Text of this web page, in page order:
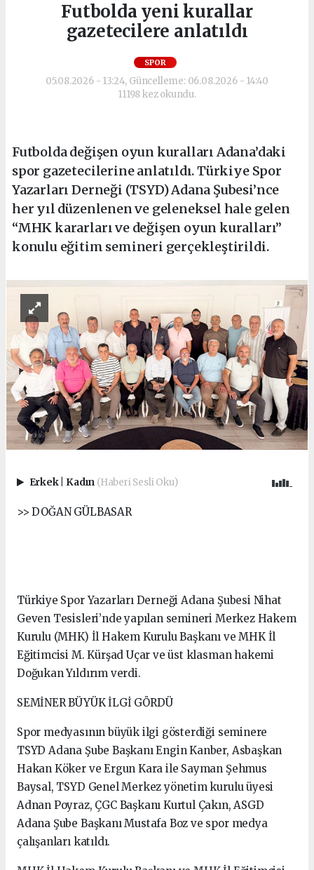
Futbolda yeni kurallar
gazetecilere anlatıldı
SPOR
05.08.2026 - 13:24, Güncelleme: 06.08.2026 - 14:40
11198 kez okundu.
Futbolda değişen oyun kuralları Adana’daki
spor gazetecilerine anlatıldı. Türkiye Spor
Yazarları Derneği (TSYD) Adana Şubesi’nce
her yıl düzenlenen ve geleneksel hale gelen
“MHK kararları ve değişen oyun kuralları”
konulu eğitim semineri gerçekleştirildi.
Erkek Kadın (Haberi Sesli Oku)
>> DOĞAN GÜLBASAR
Türkiye Spor Yazarları Derneği Adana Şubesi Nihat
Geven Tesisleri’nde yapılan semineri Merkez Hakem
Kurulu (MHK) İl Hakem Kurulu Başkanı ve MHK İl
Eğitimcisi M. Kürşad Uçar ve üst klasman hakemi
Doğukan Yıldırım verdi.
SEMİNER BÜYÜK İLGİ GÖRDÜ
Spor medyasının büyük ilgi gösterdiği seminere
TSYD Adana Şube Başkanı Engin Kanber, Asbaşkan
Hakan Köker ve Ergun Kara ile Sayman Şehmus
Baysal, TSYD Genel Merkez yönetim kurulu üyesi
Adnan Poyraz, ÇGC Başkanı Kurtul Çakın, ASGD
Adana Şube Başkanı Mustafa Boz ve spor medya
çalışanları katıldı.